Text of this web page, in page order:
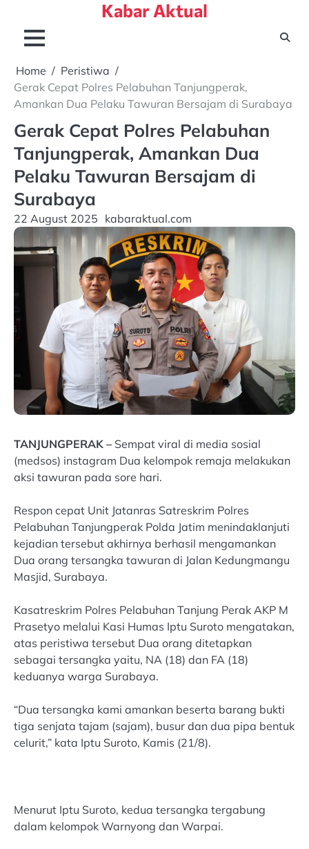
content
Kabar Aktual
Home
Peristiwa
Gerak Cepat Polres Pelabuhan Tanjungperak,
Amankan Dua Pelaku Tawuran Bersajam di Surabaya
Gerak Cepat Polres Pelabuhan
Tanjungperak, Amankan Dua
Pelaku Tawuran Bersajam di
Surabaya
22 August 2025 kabaraktual.com
TANJUNGPERAK –Sempat viral di media sosial
(medsos) instagram Dua kelompok remaja melakukan
aksi tawuran pada sore hari.
Respon cepat Unit Jatanras Satreskrim Polres
Pelabuhan Tanjungperak Polda Jatim menindaklanjuti
kejadian tersebut akhirnya berhasil mengamankan
Dua orang tersangka tawuran di Jalan Kedungmangu
Masjid, Surabaya.
Kasatreskrim Polres Pelabuhan Tanjung Perak AKP M
Prasetyo melalui Kasi Humas Iptu Suroto mengatakan,
atas peristiwa tersebut Dua orang ditetapkan
sebagai tersangka yaitu, NA (18) dan FA (18)
keduanya warga Surabaya.
“Dua tersangka kami amankan beserta barang bukti
tiga senjata tajam (sajam), busur dan dua pipa bentuk
celurit,” kata Iptu Suroto, Kamis (21/8).
Menurut Iptu Suroto, kedua tersangka tergabung
dalam kelompok Warnyong dan Warpai.